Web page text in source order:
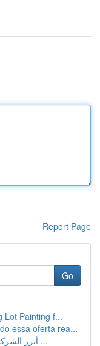
Report Page
Go
Lot Painting f...
essa oferta rea...
أبرز الشركات المصرية في مجال تصنيع أنظمة ...